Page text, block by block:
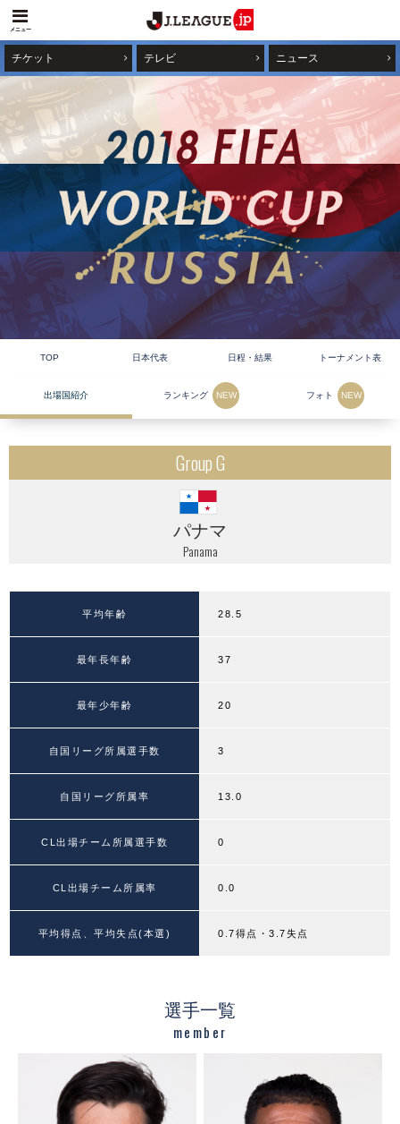
メニュー
チケット テレビ ニュース
TOP 日本代表 日程・結果 トーナメント表
出場国紹介 ランキング NEW フォト NEW
Group G
パナマ
Panama
平均年齢 28.5
最年長年齢 37
最年少年齢 20
自国リーグ所属選手数 3
自国リーグ所属率 13.0
CL出場チーム所属選手数 0
CL出場チーム所属率 0.0
平均得点、平均失点(本選) 0.7得点・3.7失点
選手一覧
member